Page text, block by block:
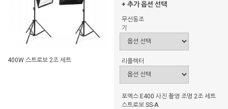
400W 스트로보 2조 세트
+ 추가 옵션 선택
무선동조
기
리플렉터
포멕스 E400 사진 촬영 조명 2조 세트
스트로보 SS-A